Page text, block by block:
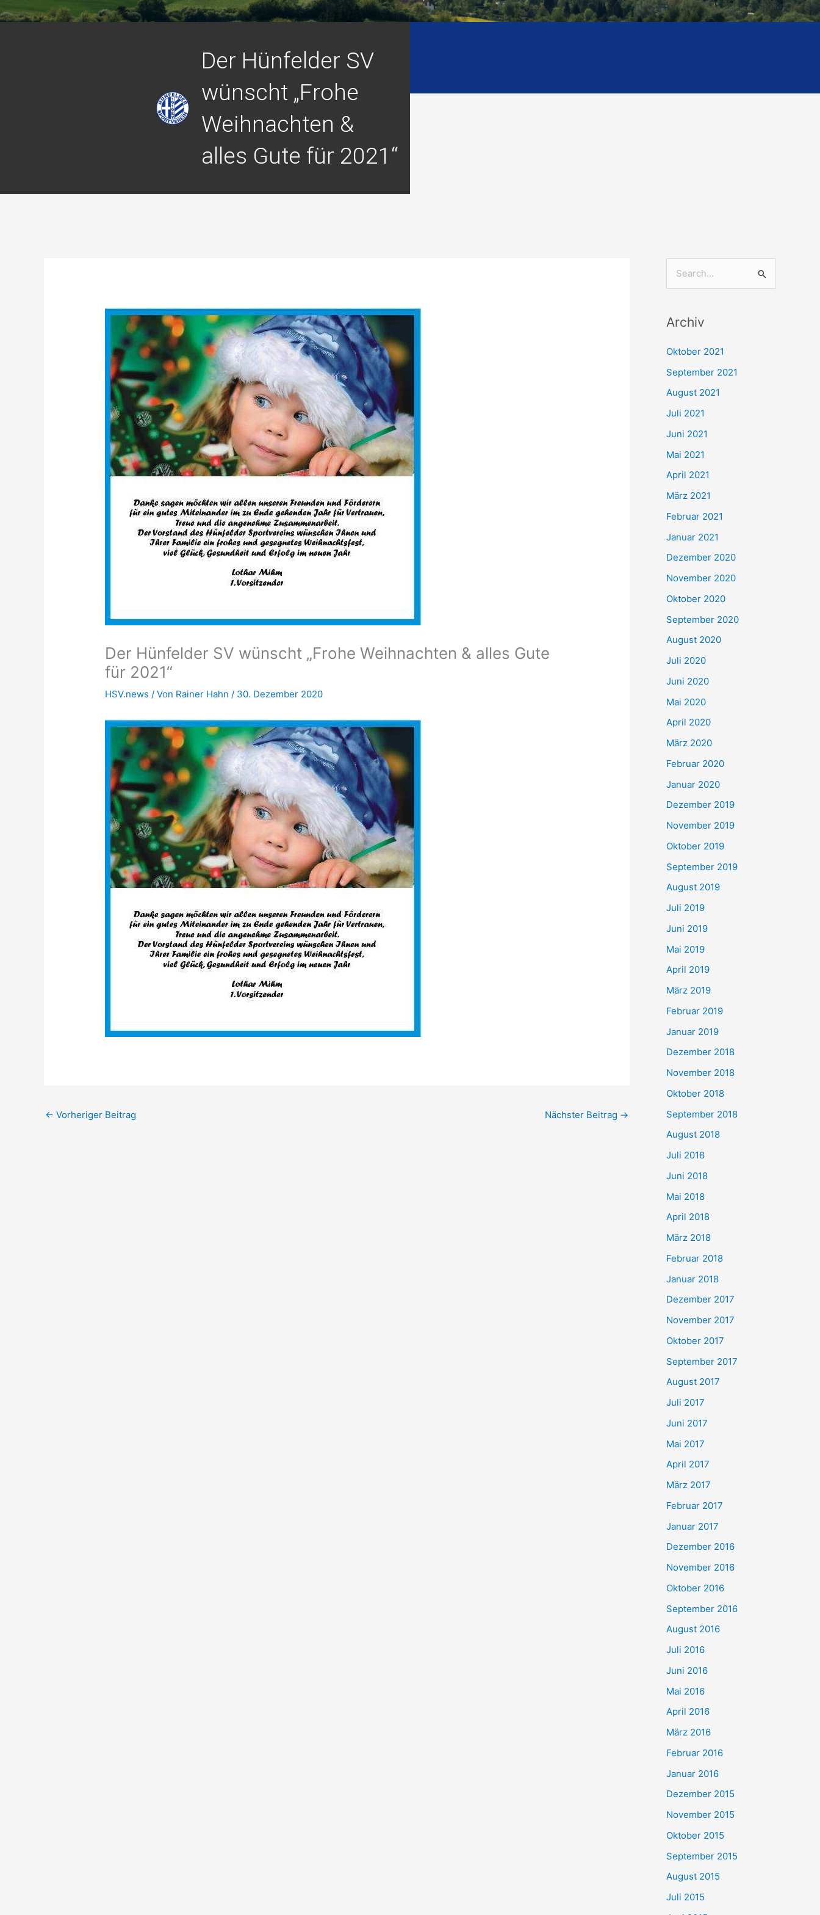
Der Hünfelder SV
wünscht „Frohe
Weihnachten &
alles Gute für 2021“
Der Hünfelder SV wünscht „Frohe Weihnachten & alles Gute
für 2021“
HSV.news / Von Rainer Hahn/ 30. Dezember 2020
← Vorheriger Beitrag Nächster Beitrag →
h
e
n
h
:
Archiv
Oktober 2021
September 2021
August 2021
Juli 2021
Juni 2021
Mai 2021
April 2021
März 2021
Februar 2021
Januar 2021
Dezember 2020
November 2020
Oktober 2020
September 2020
August 2020
Juli 2020
Juni 2020
Mai 2020
April 2020
März 2020
Februar 2020
Januar 2020
Dezember 2019
November 2019
Oktober 2019
September 2019
August 2019
Juli 2019
Juni 2019
Mai 2019
April 2019
März 2019
Februar 2019
Januar 2019
Dezember 2018
November 2018
Oktober 2018
September 2018
August 2018
Juli 2018
Juni 2018
Mai 2018
April 2018
März 2018
Februar 2018
Januar 2018
Dezember 2017
November 2017
Oktober 2017
September 2017
August 2017
Juli 2017
Juni 2017
Mai 2017
April 2017
März 2017
Februar 2017
Januar 2017
Dezember 2016
November 2016
Oktober 2016
September 2016
August 2016
Juli 2016
Juni 2016
Mai 2016
April 2016
März 2016
Februar 2016
Januar 2016
Dezember 2015
November 2015
Oktober 2015
September 2015
August 2015
Juli 2015